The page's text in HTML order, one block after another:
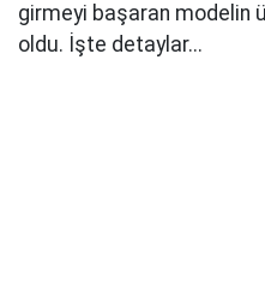
girmeyi başaran modelin
oldu. İşte detaylar...